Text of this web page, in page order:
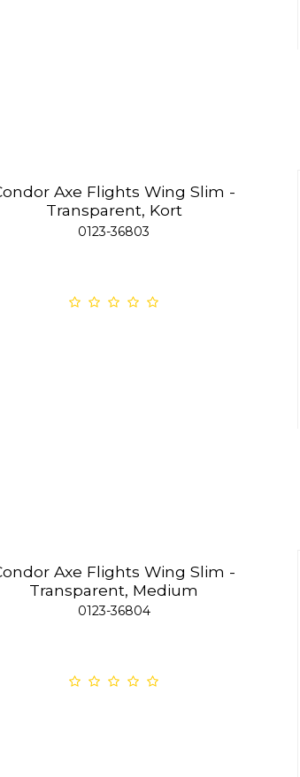
Axe Flights Wing Slim -
Transparent, Kort
0123-36803
Axe Flights Wing Slim -
Transparent, Medium
0123-36804